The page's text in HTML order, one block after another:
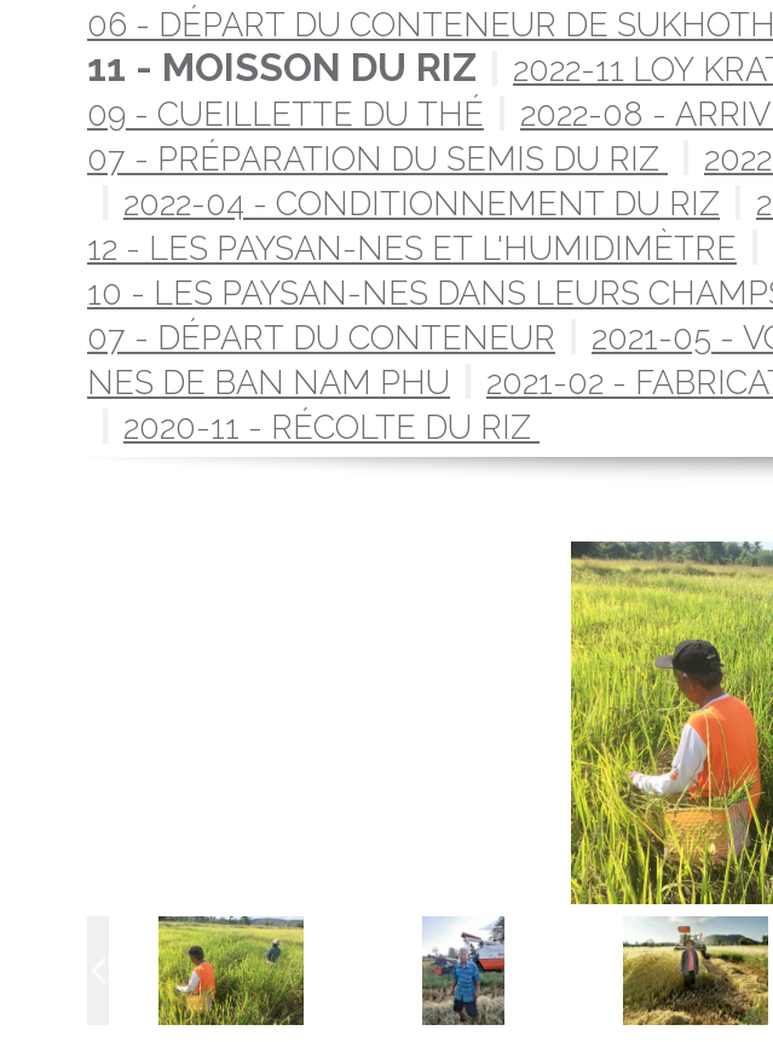
06 - DÉPART DU CONTENEUR DE
11 - MOISSON DU RIZ
2022-11 LOY
09 - CUEILLETTE DU THÉ
2022-08 -
07 - PRÉPARATION DU SEMIS DU RIZ
2022-04 - CONDITIONNEMENT DU RIZ
12 - LES PAYSAN-NES ET L'HUMIDIMÈTRE
10 - LES PAYSAN-NES DANS LEURS
07 - DÉPART DU CONTENEUR
2021-05 -
NES DE BAN NAM PHU
2021-02 -
2020-11 - RÉCOLTE DU RIZ